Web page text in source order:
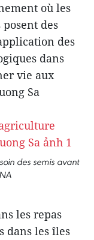
où les
des
des
dans
vie aux
Sa
des semis avant
les repas
dans les îles